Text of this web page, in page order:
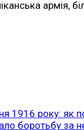
армія,
1916 року: як
боротьбу за